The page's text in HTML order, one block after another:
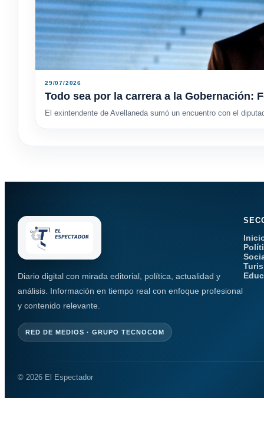
29/07/2026
Todo sea por la carrera a la Gobernación:
El exintendente de Avellaneda sumó un encuentro con el
Diario digital con mirada editorial, política, actualidad y
análisis. Información en tiempo real con enfoque profesional
y contenido relevante.
RED DE MEDIOS · GRUPO TECNOCOM
© 2026 El Espectador